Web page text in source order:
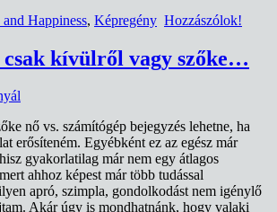
Happiness, Képregény Hozzászólok!
kívülről vagy szőke…
nő vs. számítógép bejegyzés lehetne, ha
erősíteném. Egyébként ez az egész már
gyakorlatilag már nem egy átlagos
ahhoz képest már több tudással
apró, szimpla, gondolkodást nem igénylő
Akár úgy is mondhatnánk, hogy valaki